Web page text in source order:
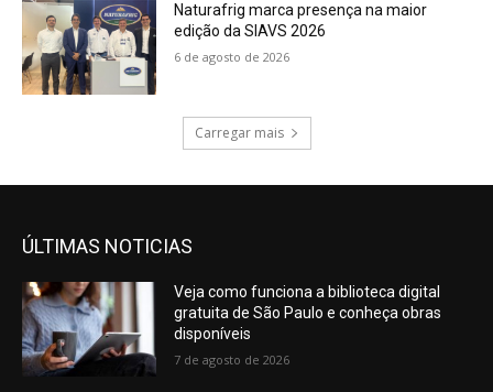
Naturafrig marca presença na maior
edição da SIAVS 2026
6 de agosto de 2026
Carregar mais
ÚLTIMAS NOTICIAS
Veja como funciona a biblioteca digital
gratuita de São Paulo e conheça obras
disponíveis
7 de agosto de 2026